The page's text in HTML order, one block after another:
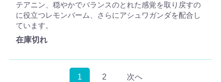
テアニン、穏やかでバランスのとれた感覚を取り戻すの
に役立つレモンバーム、さらにアシュワガンダを配合し
ています。
在庫切れ
1 2 次へ